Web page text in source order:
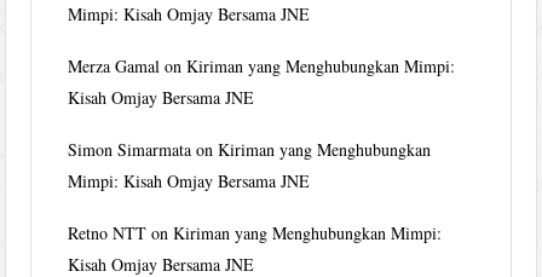
Mimpi: Kisah Omjay Bersama JNE
Merza Gamal onKiriman yang Menghubungkan Mimpi:
Kisah Omjay Bersama JNE
Simon Simarmata onKiriman yang Menghubungkan
Mimpi: Kisah Omjay Bersama JNE
Retno NTT onKiriman yang Menghubungkan Mimpi:
Kisah Omjay Bersama JNE